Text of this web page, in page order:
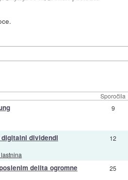
Sporočila
9
dividendi 12
delita ogromne 25